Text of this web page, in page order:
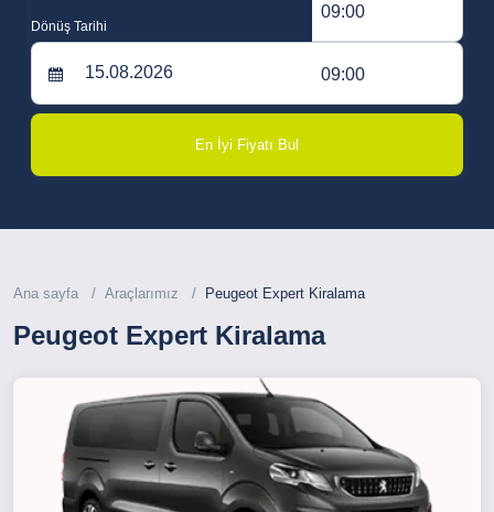
Dönüş Tarihi
09:00
09:00
En İyi Fiyatı Bul
Ana sayfa Araçlarımız Peugeot Expert Kiralama
Peugeot Expert Kiralama